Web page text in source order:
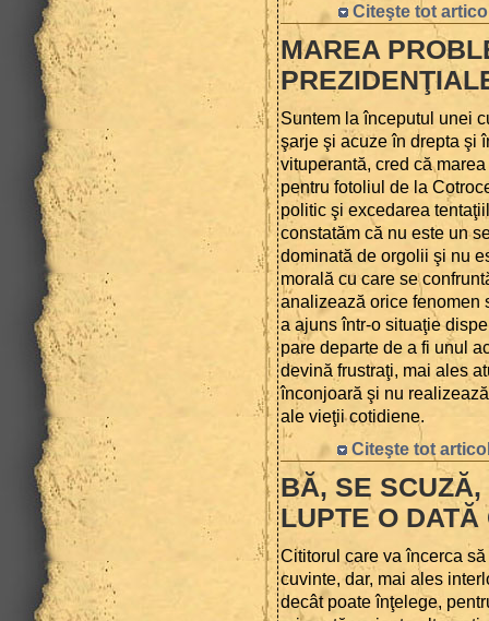
Citeşte tot
MAREA
Suntem la începutul unei
şarje şi acuze în drepta şi
vituperantă, cred că
pentru fotoliul de la
politic şi excedarea
constatăm că nu este un
dominată de orgolii şi nu
morală cu care se
analizează orice fenomen
a ajuns într-o situaţie
pare departe de a fi unul
devină frustraţi, mai ales
înconjoară şi nu
ale vieţii cotidiene.
Citeşte tot
BĂ, SE
LUPTE O
Cititorul care va încerca
cuvinte, dar, mai ales
decât poate înţelege,